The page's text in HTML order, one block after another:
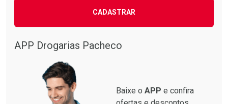
CADASTRAR
APP Drogarias Pacheco
Baixe o APP e confira